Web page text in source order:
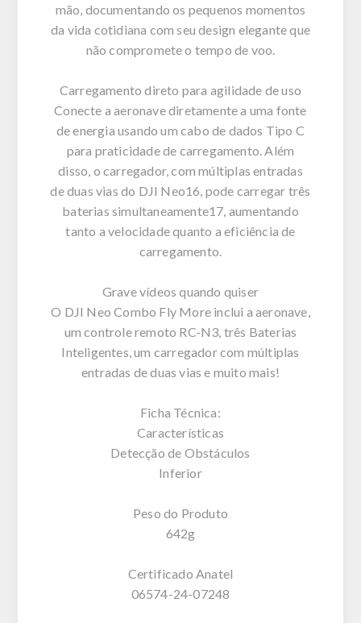
mão, documentando os pequenos momentos
da vida cotidiana com seu design elegante que
não compromete o tempo de voo.
Carregamento direto para agilidade de uso
Conecte a aeronave diretamente a uma fonte
de energia usando um cabo de dados Tipo C
para praticidade de carregamento. Além
disso, o carregador, com múltiplas entradas
de duas vias do DJI Neo16, pode carregar três
baterias simultaneamente17, aumentando
tanto a velocidade quanto a eficiência de
carregamento.
Grave vídeos quando quiser
O DJI Neo Combo Fly More inclui a aeronave,
um controle remoto RC-N3, três Baterias
Inteligentes, um carregador com múltiplas
entradas de duas vias e muito mais!
Ficha Técnica:
Características
Detecção de Obstáculos
Inferior
Peso do Produto
642g
Certificado Anatel
06574-24-07248